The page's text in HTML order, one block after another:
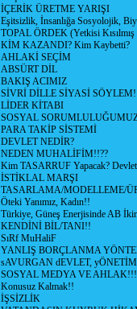
İÇERİK ÜRETME YARIŞI
Eşitsizlik, İnsanlığa Sosyolojik,
TOPAL ÖRDEK (Yetkisi
KİM KAZANDI? Kim Kaybetti?
AHLAKİ SEÇİM
ABSÜRT DİL
BAKIŞ ACIMIZ
SİVRİ DİLLE SİYASİ
LİDER KİTABI
SOSYAL
PARA TAKİP SİSTEMİ
DEVLET NEDİR?
NEDEN MUHALİFİM!!??
Kim TASARRUF Yapacak? Devlet
İSTİKLAL MARŞI
TASARLAMA/MODELLEME/
Öteki Yanımız, Kadın!!
Türkiye, Güneş Enerjisinde AB
KENDİNİ BİL/TANI!!
SıRf MuHaliF
YANLIŞ BORÇLANMA
sAVURGAN dEVLET,
SOSYAL MEDYA VE AHLAK!!!
Konusuz Kalmak!!
İŞSİZLİK